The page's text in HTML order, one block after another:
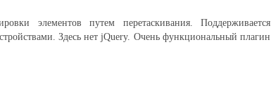
элементов путем перетаскивания. Поддерживается
Здесь нет jQuery. Очень функциональный плагин